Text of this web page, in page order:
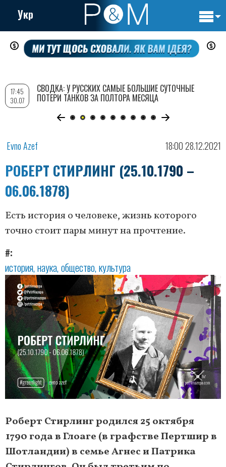
Перейти
содержанию
Укр
Evno Azef 18:00 28.12.2021
РОБЕРТ СТИРЛИНГ (25.10.1790 –
06.06.1878)
Есть история о человеке, жизнь которого
точно стоит пары минут на прочтение.
#
история наука общество культура
Роберт Стирлинг родился 25 октября
1790 года в Глоаге (в графстве Пертшир в
Шотландии) в семье Агнес и Патрика
17:45
30.07
СВОДКА: У РУССКИХ САМЫЕ БОЛЬШИЕ СУТОЧНЫЕ
ПОТЕРИ ТАНКОВ ЗА ПОЛТОРА МЕСЯЦА